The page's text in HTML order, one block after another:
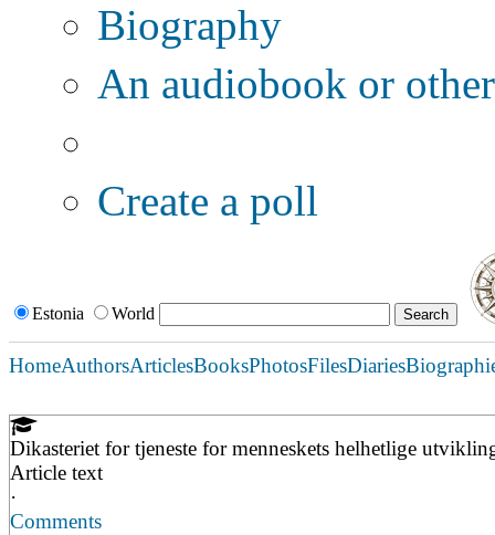
Biography
An audiobook or
Create a poll
Estonia World
HomeAuthorsArticlesBooksPhotosFilesDiaries
Dikasteriet for tjeneste for menneskets helhetlige
Article text
·
Comments